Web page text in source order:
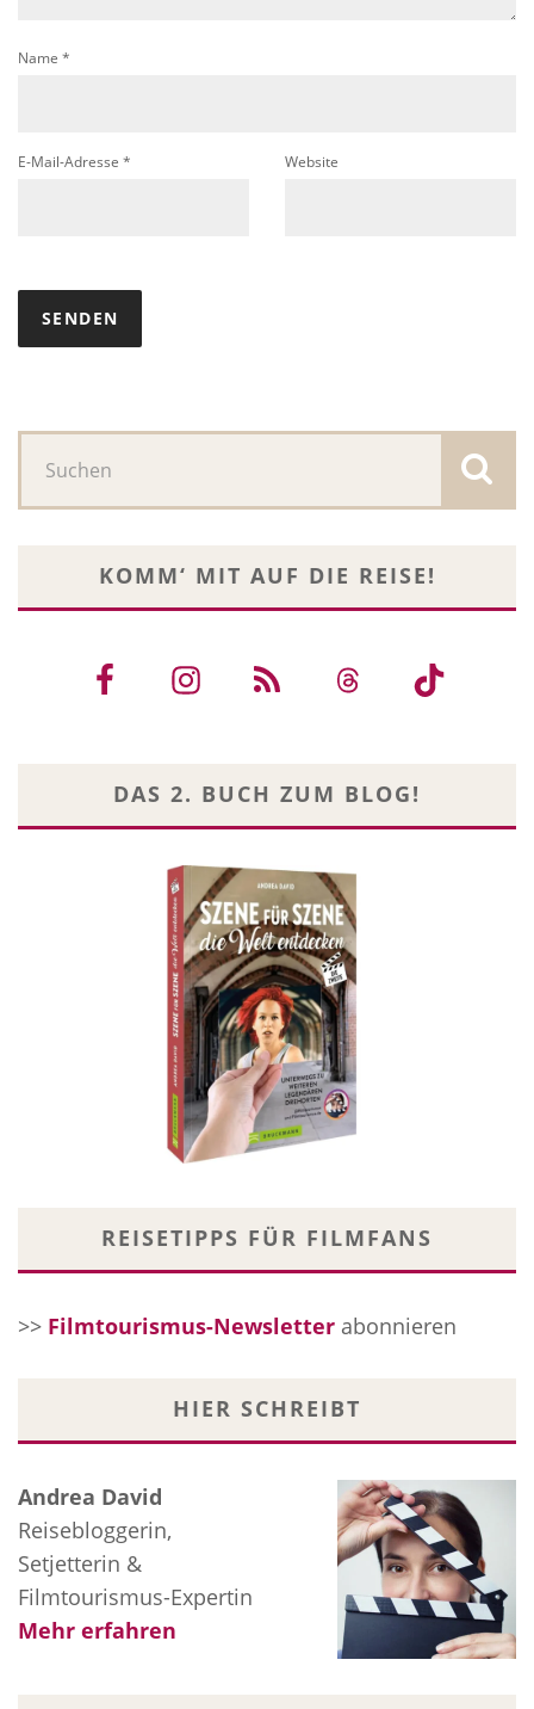
Name *
E-Mail-Adresse * Website
KOMM‘ MIT AUF DIE REISE!
DAS 2. BUCH ZUM BLOG!
REISETIPPS FÜR FILMFANS
>> Filmtourismus-Newsletter abonnieren
HIER SCHREIBT
Andrea David
Reisebloggerin,
Setjetterin &
Filmtourismus-Expertin
Mehr erfahren